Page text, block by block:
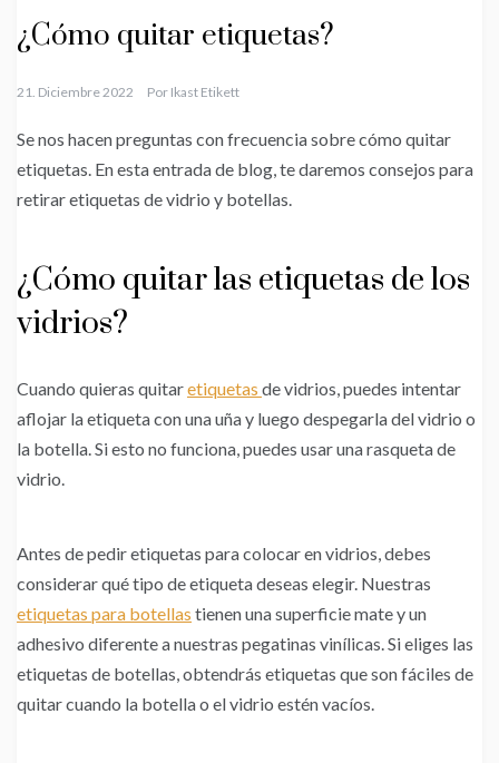
¿Cómo quitar etiquetas?
21. Diciembre 2022 Por Ikast Etikett
Se nos hacen preguntas con frecuencia sobre cómo quitar
etiquetas. En esta entrada de blog, te daremos consejos para
retirar etiquetas de vidrio y botellas.
¿Cómo quitar las etiquetas de los
vidrios?
Cuando quieras quitaretiquetas de vidrios, puedes intentar
aflojar la etiqueta con una uña y luego despegarla del vidrio o
la botella. Si esto no funciona, puedes usar una rasqueta de
vidrio.
Antes de pedir etiquetas para colocar en vidrios, debes
considerar qué tipo de etiqueta deseas elegir. Nuestras
etiquetas para botellas tienen una superficie mate y un
adhesivo diferente a nuestras pegatinas vinílicas. Si eliges las
etiquetas de botellas, obtendrás etiquetas que son fáciles de
quitar cuando la botella o el vidrio estén vacíos.